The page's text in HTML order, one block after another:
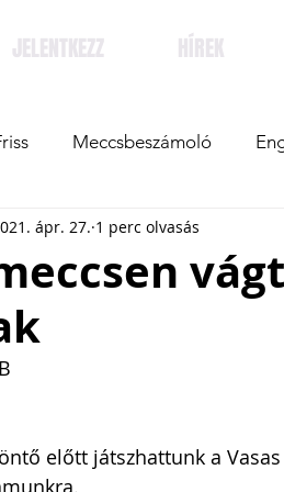
JELENTKEZZ HÍREK
Meccsbeszámoló
ápr. 27. 1 perc olvasás
előtt játszhattunk a